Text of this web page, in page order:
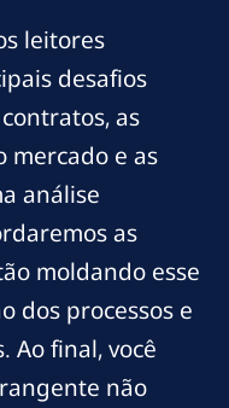
leitores
desafios
as
mercado e as
análise
as
moldando esse
dos processos e
Ao final, você
não